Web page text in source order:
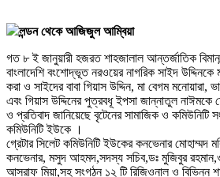
লন্ডন থেকে আজিজুল আম্বিয়া
গত ৮ ই জানুয়ারী হজরত শাহজালাল আন্তর্জাতিক
বাংলাদেশি বংশোদ্ভূত নরওয়ের নাগরিক সাইদ
করা ও সাইদের বাবা গিয়াস উদ্দিন, মা বেগম মনোয়ারা,
এবং গিয়াস উদ্দিনের পুত্রবধূ ইপসা জান্নাতুল নাঈমকে
ও প্রতিবাদ জানিয়েছে বৃটেনের সামাজিক ও কমিউনিটি
কমিউনিটি ইউকে ।
গ্রেটার সিলেট কমিউনিটি ইউকের কনভেনার মোহাম্মদ
কনভেনার, মসুদ আহমদ,সদস্য সচিব,ডঃ মুজিবুর
আসরাফ মিয়া,সহ সংগঠন ১২ টি রিজিওনাল ও বিভিন্ন